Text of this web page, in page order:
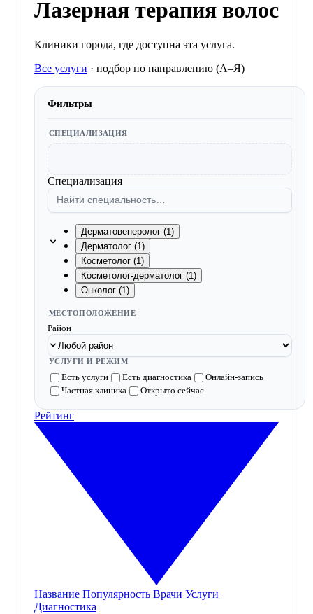
Лазерная терапия волос
Клиники города, где доступна эта услуга.
Все услуги · подбор по направлению (A–Я)
Фильтры
СПЕЦИАЛИЗАЦИЯ
Специализация
Дерматовенеролог (1)
Дерматолог (1)
Косметолог (1)
Косметолог-дерматолог (1)
Онколог (1)
МЕСТОПОЛОЖЕНИЕ
Район
УСЛУГИ И РЕЖИМ
Есть услуги Есть диагностика
Онлайн-запись
Частная клиника
Открыто сейчас
Рейтинг
Название Популярность Врачи Услуги
Диагностика